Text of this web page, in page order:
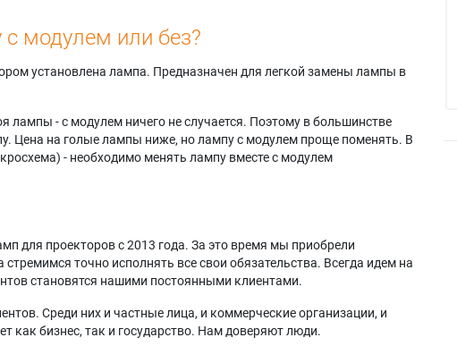
модулем или без?
установлена лампа. Предназначен для легкой замены лампы в
лампы - с модулем ничего не случается. Поэтому в большинстве
Цена на голые лампы ниже, но лампу с модулем проще поменять. В
- необходимо менять лампу вместе с модулем
для проекторов с 2013 года. За это время мы приобрели
точно исполнять все свои обязательства. Всегда идем на
становятся нашими постоянными клиентами.
Среди них и частные лица, и коммерческие организации, и
как бизнес, так и государство. Нам доверяют люди.